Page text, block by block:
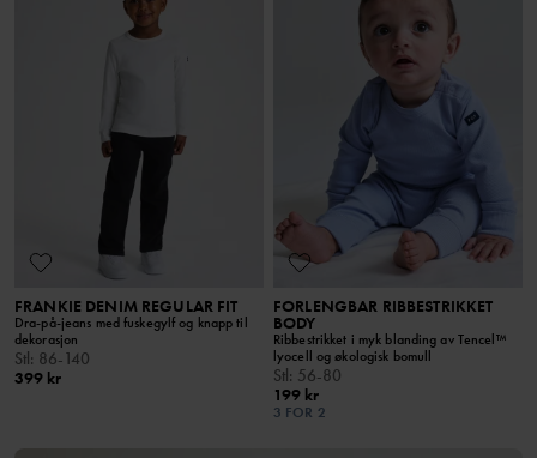
FRANKIE DENIM REGULAR FIT
Dra-på-jeans med fuskegylf og knapp til
dekorasjon
Stl: 86-140
399 kr
FORLENGBAR RIBBESTRIKKET
BODY
Ribbestrikket i myk blanding av Tencel™
lyocell og økologisk bomull
Stl: 56-80
199 kr
3 FOR 2